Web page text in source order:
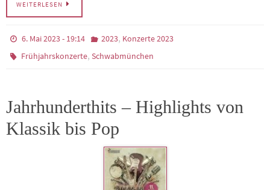
WEITERLESEN
6. Mai 2023 - 19:14 2023, Konzerte 2023
Frühjahrskonzerte,Schwabmünchen
Jahrhunderthits – Highlights von
Klassik bis Pop